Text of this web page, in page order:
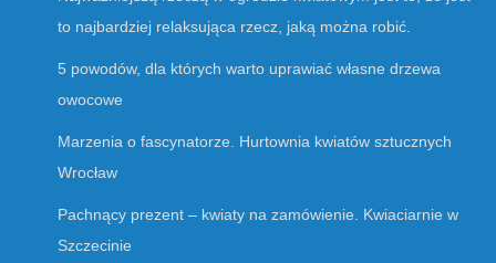
to najbardziej relaksująca rzecz, jaką można robić.
5 powodów, dla których warto uprawiać własne drzewa
owocowe
Marzenia o fascynatorze. Hurtownia kwiatów sztucznych
Wrocław
Pachnący prezent – kwiaty na zamówienie. Kwiaciarnie w
Szczecinie